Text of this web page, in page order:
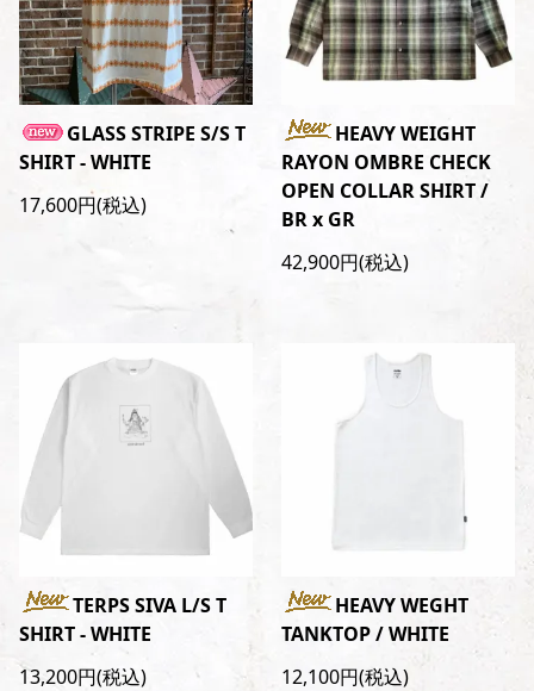
GLASS STRIPE S/S T
SHIRT - WHITE
17,600円(税込)
HEAVY WEIGHT
RAYON OMBRE CHECK
OPEN COLLAR SHIRT /
BR x GR
42,900円(税込)
TERPS SIVA L/S T
SHIRT - WHITE
13,200円(税込)
HEAVY WEGHT
TANKTOP / WHITE
12,100円(税込)